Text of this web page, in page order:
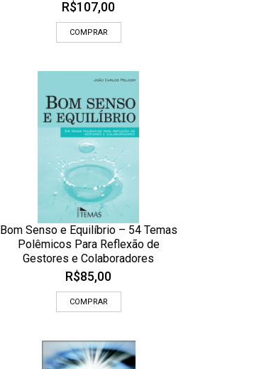
R$107,00
COMPRAR
ADICIONAR AOS MEUS DESEJOS
OLHADA RÁPIDA
Bom Senso e Equilíbrio – 54 Temas
Polêmicos Para Reflexão de
Gestores e Colaboradores
R$85,00
COMPRAR